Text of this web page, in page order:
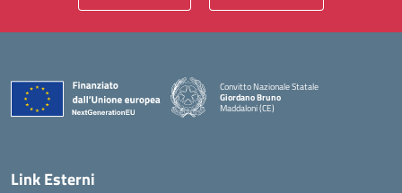
Convitto Nazionale Statale
Giordano Bruno
Maddaloni (CE)
Link Esterni